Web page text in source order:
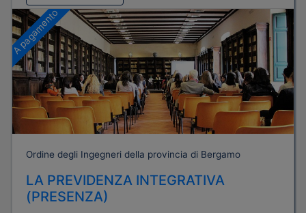
A pagamento
Ordine degli Ingegneri della provincia di Bergamo
LA PREVIDENZA INTEGRATIVA
(PRESENZA)